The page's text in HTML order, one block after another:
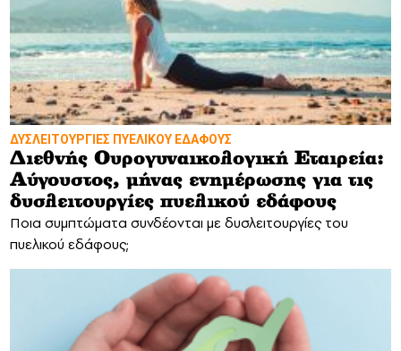
ΔΥΣΛΕΙΤΟΥΡΓΙΕΣ ΠΥΕΛΙΚΟΥ ΕΔΑΦΟΥΣ
Διεθνής Ουρογυναικολογική Εταιρεία:
Αύγουστος, μήνας ενημέρωσης για τις
δυσλειτουργίες πυελικού εδάφους
Ποια συμπτώματα συνδέονται με δυσλειτουργίες του
πυελικού εδάφους;